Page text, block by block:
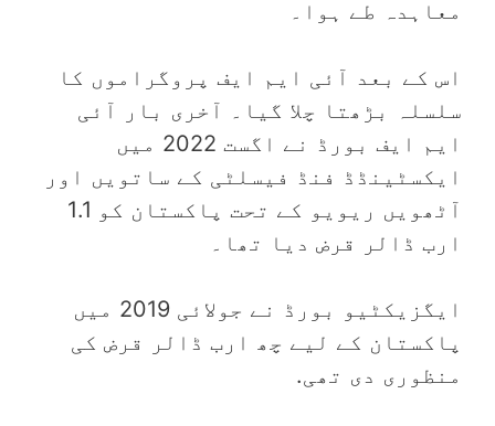
معاہدہ طے ہوا۔
اس کے بعد آئی ایم ایف پروگراموں کا
سلسلہ بڑھتا چلا گیا۔ آخری بار آئی
ایم ایف بورڈ نے اگست 2022 میں
ایکسٹینڈڈ فنڈ فیسلٹی کے ساتویں اور
آٹھویں ریویو کے تحت پاکستان کو 1.1
ارب ڈالر قرض دیا تھا۔
ایگزیکٹیو بورڈ نے جولائی 2019 میں
پاکستان کے لیے چھ ارب ڈالر قرض کی
منظوری دی تھی.